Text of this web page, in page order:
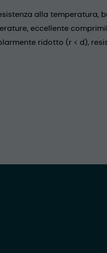
alla temperatura,
eccellente
ridotto (r < d),